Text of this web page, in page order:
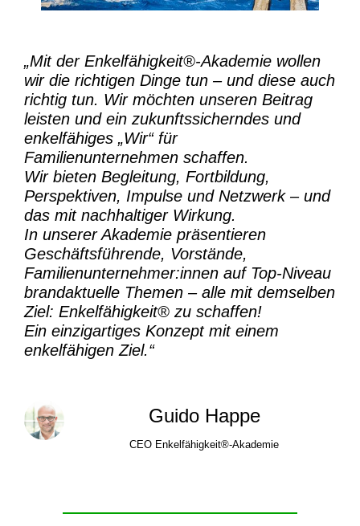
„Mit der Enkelfähigkeit®-Akademiewollen
wir die richtigen Dinge tun – und diese auch
richtig tun. Wir möchten unseren Beitrag
leisten und ein zukunftssicherndes und
enkelfähiges „Wir“ für
Familienunternehmen schaffen.
Wir bieten Begleitung, Fortbildung,
Perspektiven, Impulse und Netzwerk – und
das mit nachhaltiger Wirkung.
In unserer Akademie präsentieren
Geschäftsführende, Vorstände,
Familienunternehmer:innen auf Top-Niveau
brandaktuelle Themen – alle mit demselben
Ziel: Enkelfähigkeit® zu schaffen!
Ein einzigartiges Konzept mit einem
enkelfähigen Ziel.“
Guido Happe
CEO Enkelfähigkeit®-Akademie